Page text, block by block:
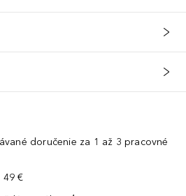
doručenie za 1 až 3 pracovné
49 €